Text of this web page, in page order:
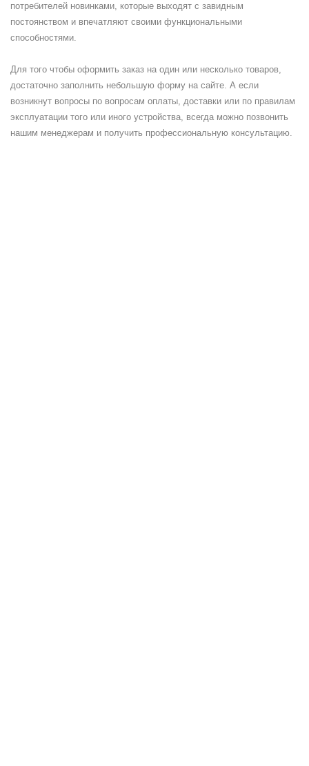
потребителей новинками, которые выходят с завидным
постоянством и впечатляют своими функциональными
способностями.
Для того чтобы оформить заказ на один или несколько товаров,
достаточно заполнить небольшую форму на сайте. А если
возникнут вопросы по вопросам оплаты, доставки или по правилам
эксплуатации того или иного устройства, всегда можно позвонить
нашим менеджерам и получить профессиональную консультацию.